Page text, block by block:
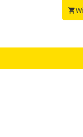
shopping_cart